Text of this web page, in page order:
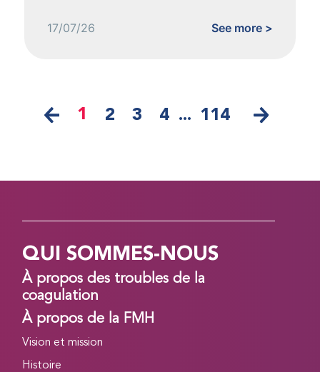
17/07/26 See more >
1 2 3 4 ... 114
QUI SOMMES-NOUS
À propos des troubles de la
coagulation
À propos de la FMH
Vision et mission
Histoire